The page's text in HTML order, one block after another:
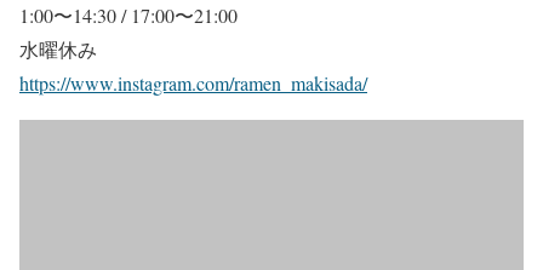
1:00〜14:30 / 17:00〜21:00
水曜休み
https://www.instagram.com/ramen_makisada/